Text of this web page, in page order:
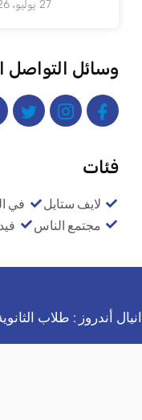
27 يوليو، 2026
وسائل التواصل
فئات
لايف ستايل
في
مجتمع الناس
أندروز : طلاب